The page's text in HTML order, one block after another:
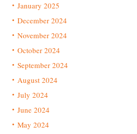
January 2025
December 2024
November 2024
October 2024
September 2024
August 2024
July 2024
June 2024
May 2024